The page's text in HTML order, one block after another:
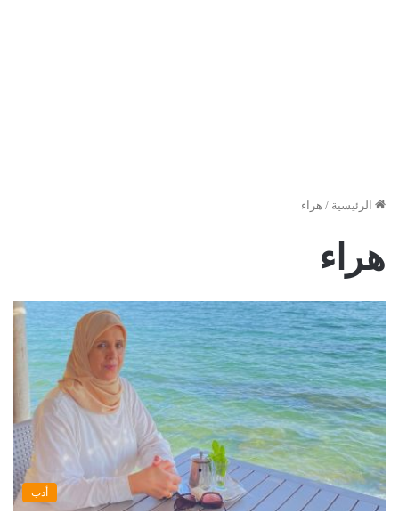
الرئيسية / هراء
هراء
أدب